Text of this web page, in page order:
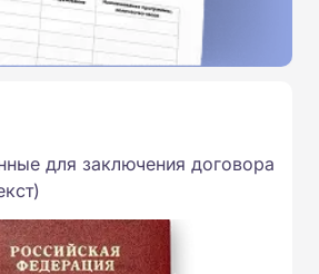
для заключения договора